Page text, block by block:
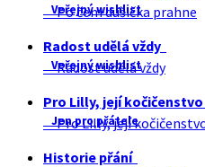
Veřejný wishlist
Po čem dušička prahne
Radost udělá vždy
Veřejný wishlist
Radost udělá vždy
Pro Lilly, její kočičenstvo
Jen pro přátele
Pro Lilly, její
Historie přání